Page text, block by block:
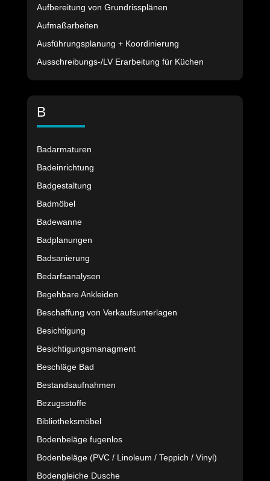
Aufbereitung von Grundrissplänen
Aufmaßarbeiten
Ausführungsplanung + Koordinierung
Ausschreibungs-/LV Erarbeitung für Küchen
B
Badarmaturen
Badeinrichtung
Badgestaltung
Badmöbel
Badewanne
Badplanungen
Badsanierung
Bedarfsanalysen
Begehbare Ankleiden
Beschaffung von Verkaufsunterlagen
Besichtigung
Besichtigungsmanagment
Beschläge Bad
Bestandsaufnahmen
Bezugsstoffe
Bibliotheksmöbel
Bodenbeläge fugenlos
Bodenbeläge (PVC / Linoleum / Teppich / Vinyl)
Bodengleiche Dusche